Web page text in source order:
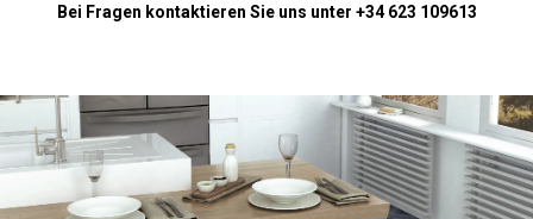
kompakten Format kombiniert.
Bei Fragen kontaktieren Sie uns unter +34 623 109613